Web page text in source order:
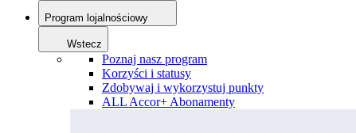
Program lojalnościowy
Wstecz
Poznaj nasz program
Korzyści i statusy
Zdobywaj i wykorzystuj punkty
ALL Accor+ Abonamenty